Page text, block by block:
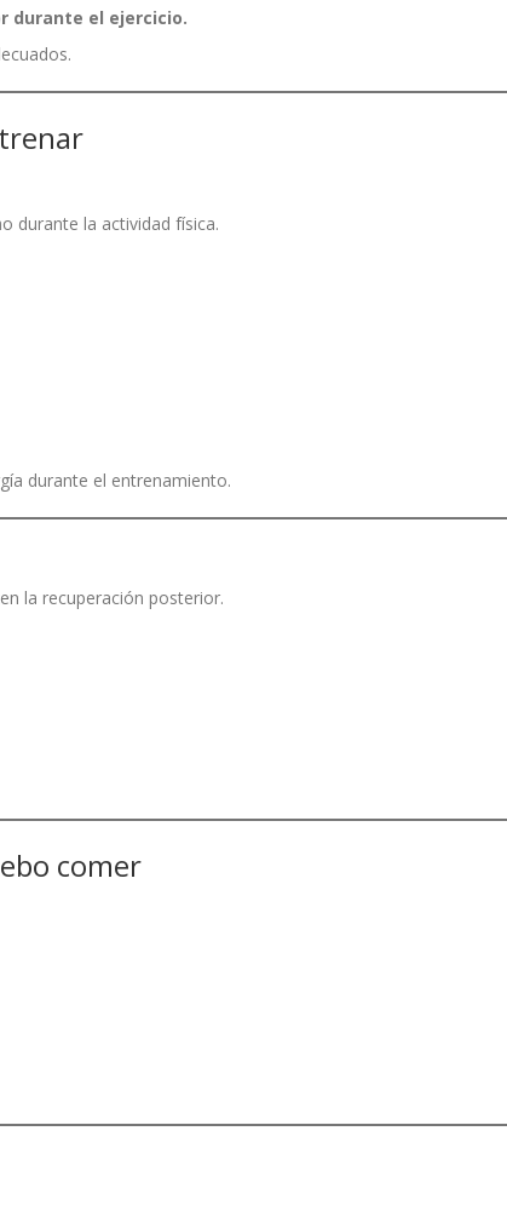
durante el ejercicio.
durante la actividad física.
durante el entrenamiento.
la recuperación posterior.
comer